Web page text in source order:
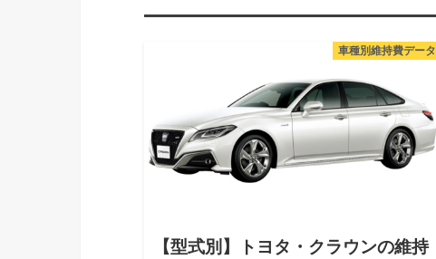
車種別維持費データ
【型式別】トヨタ・クラウンの維持